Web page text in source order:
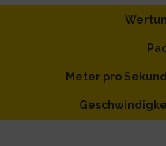
Meter pro